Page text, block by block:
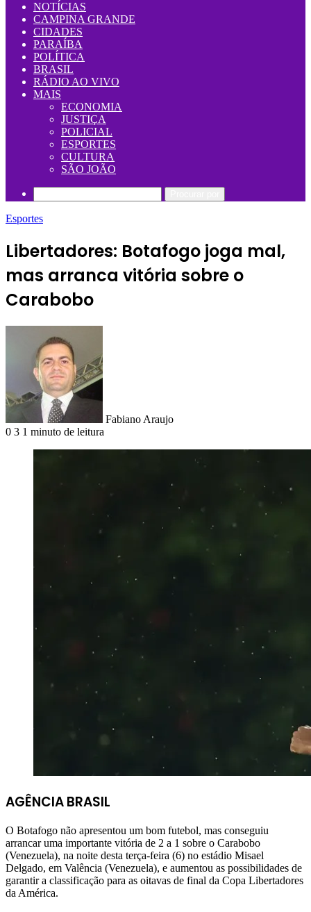
NOTÍCIAS
CAMPINA GRANDE
CIDADES
PARAÍBA
POLÍTICA
BRASIL
RÁDIO AO VIVO
MAIS
ECONOMIA
JUSTIÇA
POLICIAL
ESPORTES
CULTURA
SÃO JOÃO
Esportes
Libertadores: Botafogo joga mal,
mas arranca vitória sobre o
Carabobo
Fabiano Araujo
0 3 1 minuto de leitura
AGÊNCIA BRASIL
O Botafogo não apresentou um bom futebol, mas conseguiu
arrancar uma importante vitória de 2 a 1 sobre o Carabobo
(Venezuela), na noite desta terça-feira (6) no estádio Misael
Delgado, em Valência (Venezuela), e aumentou as possibilidades de
garantir a classificação para as oitavas de final da Copa Libertadores
da América.